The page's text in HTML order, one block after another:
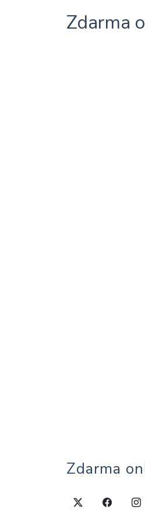
Zdarma
Zdarma